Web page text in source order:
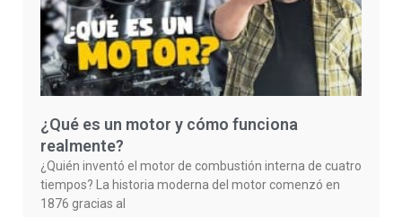
¿Qué es un motor y cómo funciona
realmente?
¿Quién inventó el motor de combustión interna de cuatro
tiempos? La historia moderna del motor comenzó en
1876 gracias al